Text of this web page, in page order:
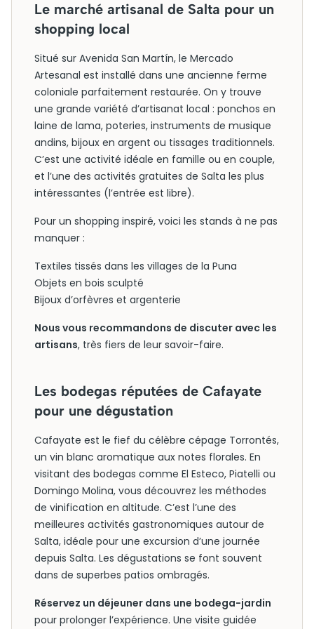
Le marché artisanal de Salta pour un
shopping local
Situé sur Avenida San Martín, le Mercado
Artesanal est installé dans une ancienne ferme
coloniale parfaitement restaurée. On y trouve
une grande variété d’artisanat local : ponchos en
laine de lama, poteries, instruments de musique
andins, bijoux en argent ou tissages traditionnels.
C’est une activité idéale en famille ou en couple,
et l’une des activités gratuites de Salta les plus
intéressantes (l’entrée est libre).
Pour un shopping inspiré, voici les stands à ne pas
manquer :
Textiles tissés dans les villages de la Puna
Objets en bois sculpté
Bijoux d’orfèvres et argenterie
Nous vous recommandons de discuter avec les
artisans, très fiers de leur savoir-faire.
Les bodegas réputées de Cafayate
pour une dégustation
Cafayate est le fief du célèbre cépage Torrontés,
un vin blanc aromatique aux notes florales. En
visitant des bodegas comme El Esteco, Piatelli ou
Domingo Molina, vous découvrez les méthodes
de vinification en altitude. C’est l’une des
meilleures activités gastronomiques autour de
Salta, idéale pour une excursion d’une journée
depuis Salta. Les dégustations se font souvent
dans de superbes patios ombragés.
Réservez un déjeuner dans une bodega-jardin
pour prolonger l’expérience. Une visite guidée